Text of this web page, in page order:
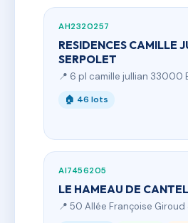
AH2320257
RESIDENCES CAMILLE
SERPOLET
📍 6 pl camille jullian 33000
🏠 46 lots
AI7456205
LE HAMEAU DE
📍 50 Allée Françoise